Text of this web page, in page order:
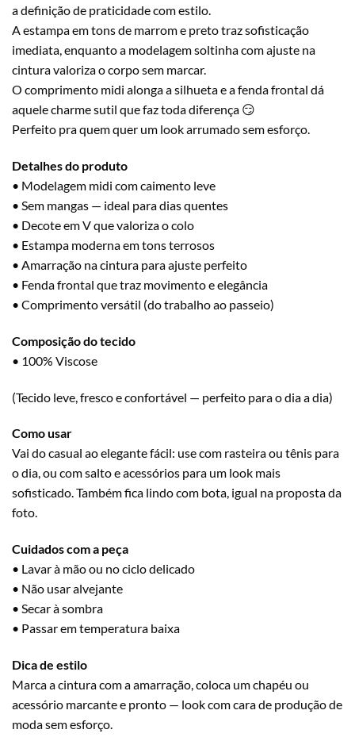
a definição de praticidade com estilo.
A estampa em tons de marrom e preto traz sofisticação
imediata, enquanto a modelagem soltinha com ajuste na
cintura valoriza o corpo sem marcar.
O comprimento midi alonga a silhueta e a fenda frontal dá
aquele charme sutil que faz toda diferença 😏
Perfeito pra quem quer um look arrumado sem esforço.
Detalhes do produto
• Modelagem midi com caimento leve
• Sem mangas — ideal para dias quentes
• Decote em V que valoriza o colo
• Estampa moderna em tons terrosos
• Amarração na cintura para ajuste perfeito
• Fenda frontal que traz movimento e elegância
• Comprimento versátil (do trabalho ao passeio)
Composição do tecido
• 100% Viscose
(Tecido leve, fresco e confortável — perfeito para o dia a dia)
Como usar
Vai do casual ao elegante fácil: use com rasteira ou tênis para
o dia, ou com salto e acessórios para um look mais
sofisticado. Também fica lindo com bota, igual na proposta da
foto.
Cuidados com a peça
• Lavar à mão ou no ciclo delicado
• Não usar alvejante
• Secar à sombra
• Passar em temperatura baixa
Dica de estilo
Marca a cintura com a amarração, coloca um chapéu ou
acessório marcante e pronto — look com cara de produção de
moda sem esforço.